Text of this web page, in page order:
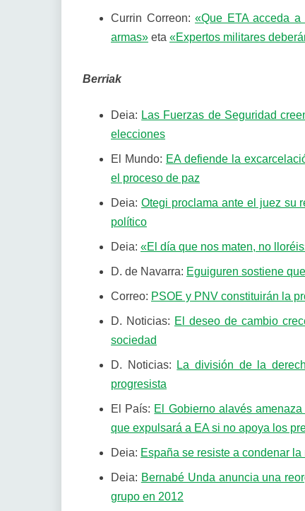
Currin Correon:«Que ETA acceda
armas» eta «Expertos militares
Berriak
Deia: Las Fuerzas de Seguridad
elecciones
El Mundo: EA defiende la
el proceso de paz
Deia: Otegi proclama ante el juez su
político
Deia: «El día que nos maten, no
D. de Navarra: Eguiguren sostiene
Correo: PSOE y PNV constituirán la
D. Noticias: El deseo de cambio
sociedad
D. Noticias:
La división de la
progresista
El País: El Gobierno alavés
que expulsará a EA si no apoya los
Deia: España se resiste a condenar
Deia: Bernabé Unda anuncia una
grupo en 2012